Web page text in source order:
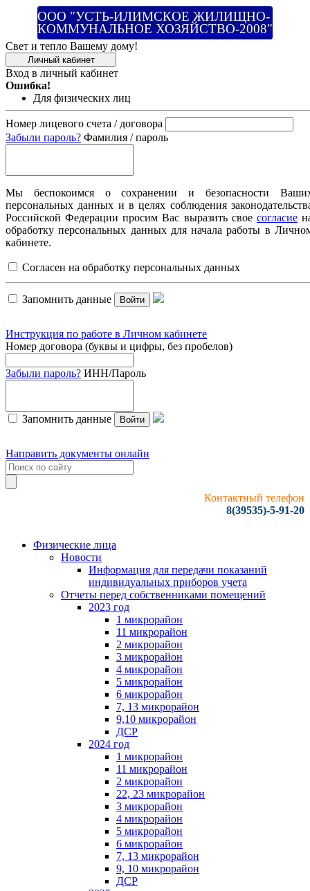
ООО "УСТЬ-ИЛИМСКОЕ ЖИЛИЩНО-
КОММУНАЛЬНОЕ ХОЗЯЙСТВО-2008"
Свет и тепло Вашему дому!
Личный кабинет
Вход в личный кабинет
Ошибка!
Для физических лиц
Номер лицевого счета / договора
Забыли пароль? Фамилия / пароль
Мы беспокоимся о сохранении и безопасности
персональных данных и в целях соблюдения
Российской Федерации просим Вас выразить свое согласие
обработку персональных данных для начала работы в
кабинете.
Согласен на обработку персональных данных
Запомнить данные Войти
Инструкция по работе в Личном кабинете
Номер договора (буквы и цифры, без пробелов)
Забыли пароль? ИНН/Пароль
Запомнить данные Войти
Направить документы онлайн
Контактный телефон
8(39535)-5-91-20
Физические лица
Новости
Информация для передачи показаний
индивидуальных приборов учета
Отчеты перед собственниками помещений
2023 год
1 микрорайон
11 микрорайон
2 микрорайон
3 микрорайон
4 микрорайон
5 микрорайон
6 микрорайон
7, 13 микрорайон
9,10 микрорайон
ДСР
2024 год
1 микрорайон
11 микрорайон
2 микрорайон
22, 23 микрорайон
3 микрорайон
4 микрорайон
5 микрорайон
6 микрорайон
7, 13 микрорайон
9, 10 микрорайон
ДСР